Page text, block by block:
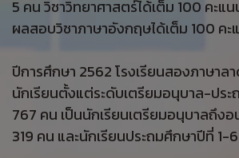
5 คน วิชาวิทยาศาสตร์ได้เต็ม 100 คะแ
ผลสอบวิชาภาษาอังกฤษได้เต็ม 100 คะ
ปีการศึกษา 2562 โรงเรียนสองภาษาล
นักเรียนตั้งแต่ระดับเตรียมอนุบาล-ปร
767 คน เป็นนักเรียนเตรียมอนุบาลถึง
319 คน และนักเรียนประถมศึกษาปีที่ 1-